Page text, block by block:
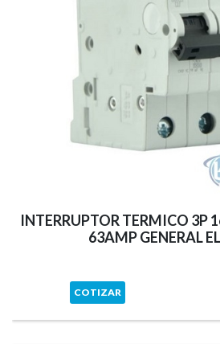
INTERRUPTOR TERMICO 3P
63AMP GENERAL
COTIZAR